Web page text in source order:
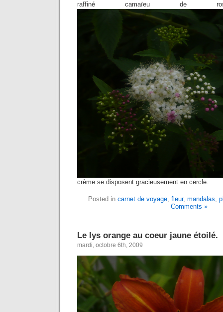
raffiné camaïeu de
crème se disposent gracieusement en cercle.
Posted in carnet de voyage fleur, mandalas
Comments »
Le lys orange au coeur jaune étoilé.
mardi, octobre 6th, 2009